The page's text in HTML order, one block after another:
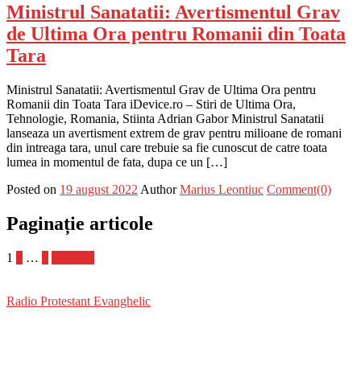
Ministrul Sanatatii: Avertismentul Grav
de Ultima Ora pentru Romanii din Toata
Tara
Ministrul Sanatatii: Avertismentul Grav de Ultima Ora pentru
Romanii din Toata Tara iDevice.ro – Stiri de Ultima Ora,
Tehnologie, Romania, Stiinta Adrian Gabor Ministrul Sanatatii
lanseaza un avertisment extrem de grav pentru milioane de romani
din intreaga tara, unul care trebuie sa fie cunoscut de catre toata
lumea in momentul de fata, dupa ce un […]
Posted on 19 august 2022 Author Marius Leontiuc Comment(0)
Paginație articole
1 …
Radio Protestant Evanghelic